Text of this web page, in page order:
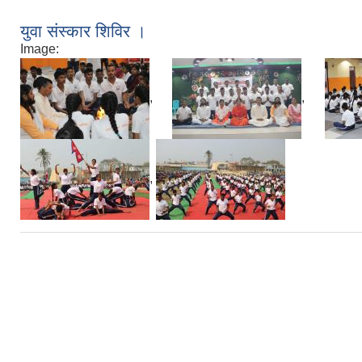
युवा संस्कार शिविर ।
Image:
, ,
,